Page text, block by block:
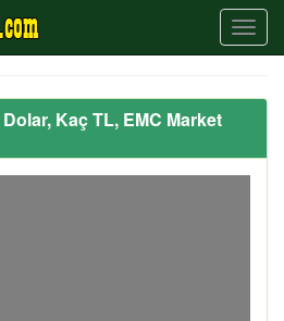
Kaç TL, EMC Market